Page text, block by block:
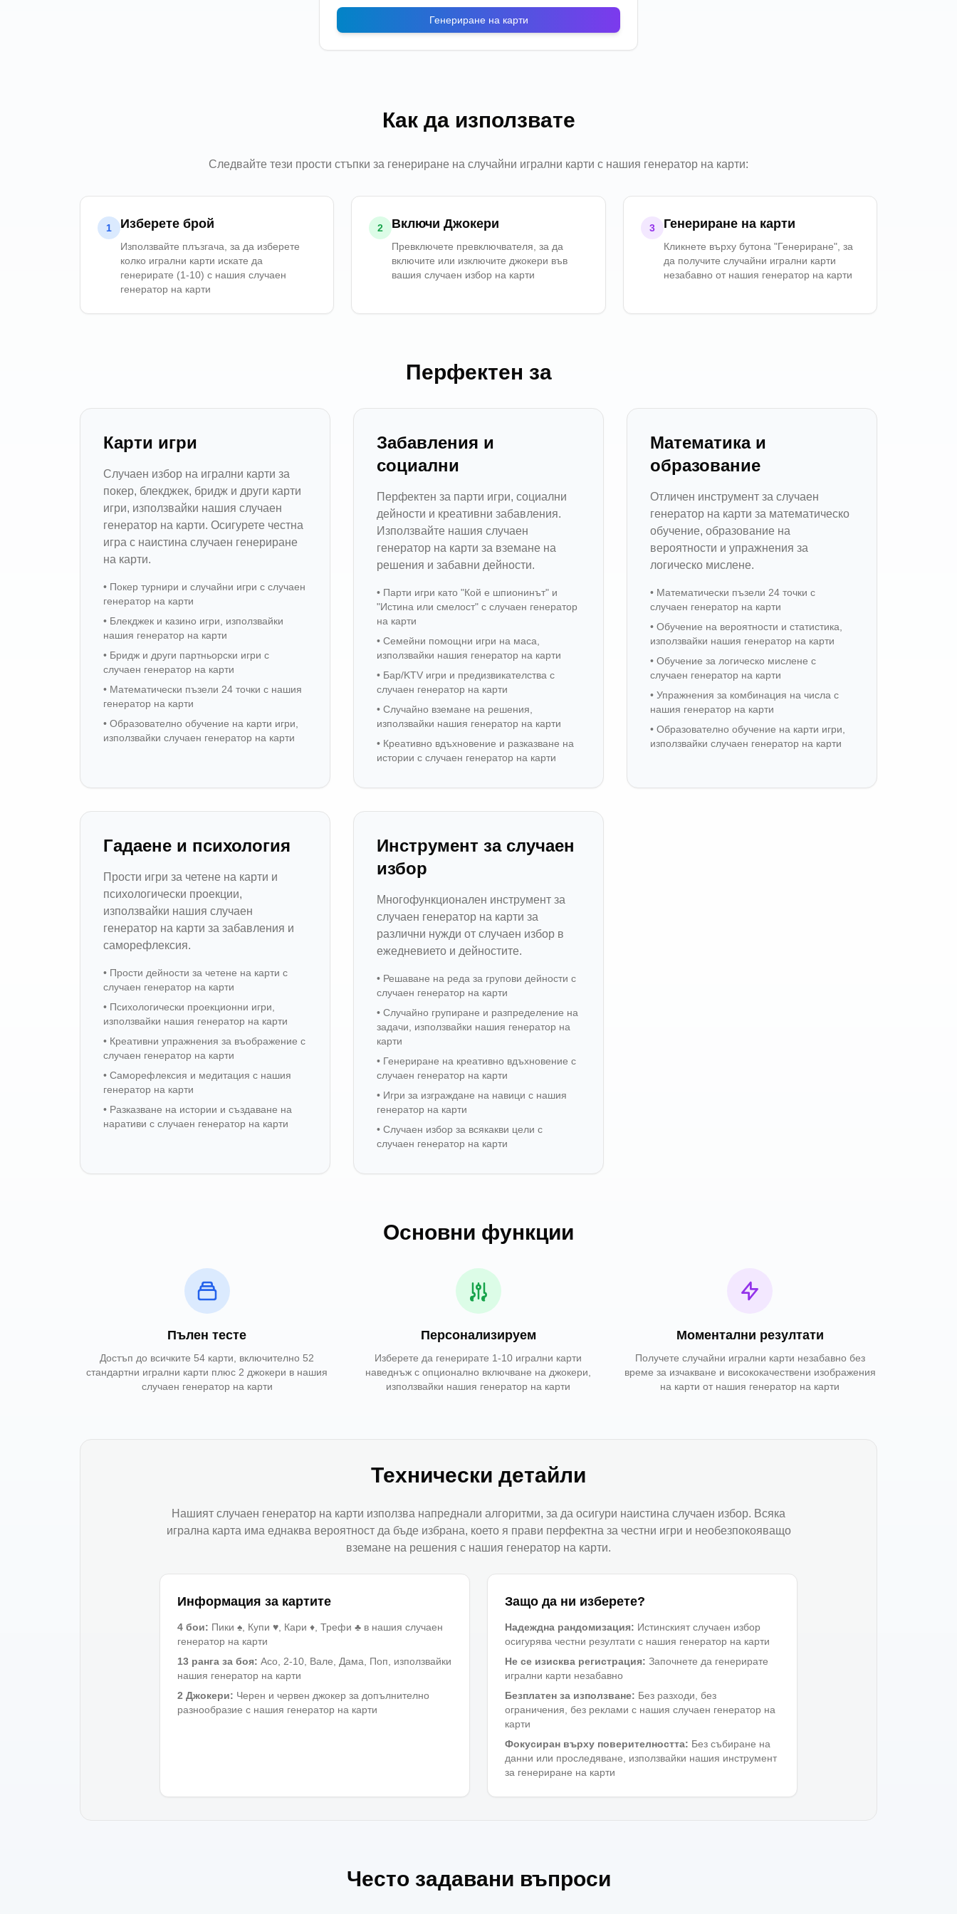
Генериране на карти
Как да използвате
Следвайте тези прости стъпки за генериране на случайни игрални карти с нашия генератор на карти:
1 Изберете брой
Използвайте плъзгача, за да изберете
колко игрални карти искате да
генерирате (1-10) с нашия случаен
генератор на карти
2 Включи Джокери
Превключете превключвателя, за да
включите или изключите джокери във
вашия случаен избор на карти
3 Генериране на карти
Кликнете върху бутона "Генериране", за
да получите случайни игрални карти
незабавно от нашия генератор на карти
Перфектен за
Карти игри
Случаен избор на игрални карти за
покер, блекджек, бридж и други карти
игри, използвайки нашия случаен
генератор на карти. Осигурете честна
игра с наистина случаен генериране
на карти.
• Покер турнири и случайни игри с случаен
генератор на карти
• Блекджек и казино игри, използвайки
нашия генератор на карти
• Бридж и други партньорски игри с
случаен генератор на карти
• Математически пъзели 24 точки с нашия
генератор на карти
• Образователно обучение на карти игри,
използвайки случаен генератор на карти
Забавления и
социални
Перфектен за парти игри, социални
дейности и креативни забавления.
Използвайте нашия случаен
генератор на карти за вземане на
решения и забавни дейности.
• Парти игри като "Кой е шпионинът" и
"Истина или смелост" с случаен генератор
на карти
• Семейни помощни игри на маса,
използвайки нашия генератор на карти
• Бар/KTV игри и предизвикателства с
случаен генератор на карти
• Случайно вземане на решения,
използвайки нашия генератор на карти
• Креативно вдъхновение и разказване на
истории с случаен генератор на карти
Математика и
образование
Отличен инструмент за случаен
генератор на карти за математическо
обучение, образование на
вероятности и упражнения за
логическо мислене.
• Математически пъзели 24 точки с
случаен генератор на карти
• Обучение на вероятности и статистика,
използвайки нашия генератор на карти
• Обучение за логическо мислене с
случаен генератор на карти
• Упражнения за комбинация на числа с
нашия генератор на карти
• Образователно обучение на карти игри,
използвайки случаен генератор на карти
Гадаене и психология
Прости игри за четене на карти и
психологически проекции,
използвайки нашия случаен
генератор на карти за забавления и
саморефлексия.
• Прости дейности за четене на карти с
случаен генератор на карти
• Психологически проекционни игри,
използвайки нашия генератор на карти
• Креативни упражнения за въображение с
случаен генератор на карти
• Саморефлексия и медитация с нашия
генератор на карти
• Разказване на истории и създаване на
наративи с случаен генератор на карти
Инструмент за случаен
избор
Многофункционален инструмент за
случаен генератор на карти за
различни нужди от случаен избор в
ежедневието и дейностите.
• Решаване на реда за групови дейности с
случаен генератор на карти
• Случайно групиране и разпределение на
задачи, използвайки нашия генератор на
карти
• Генериране на креативно вдъхновение с
случаен генератор на карти
• Игри за изграждане на навици с нашия
генератор на карти
• Случаен избор за всякакви цели с
случаен генератор на карти
Основни функции
Пълен тесте
Достъп до всичките 54 карти, включително 52
стандартни игрални карти плюс 2 джокери в нашия
случаен генератор на карти
Персонализируем
Изберете да генерирате 1-10 игрални карти
наведнъж с опционално включване на джокери,
използвайки нашия генератор на карти
Моментални резултати
Получете случайни игрални карти незабавно без
време за изчакване и висококачествени изображения
на карти от нашия генератор на карти
Технически детайли
Нашият случаен генератор на карти използва напреднали алгоритми, за да осигури наистина случаен избор. Всяка
игрална карта има еднаква вероятност да бъде избрана, което я прави перфектна за честни игри и необезпокояващо
вземане на решения с нашия генератор на карти.
Информация за картите
4 бои: Пики ♠, Купи ♥, Кари ♦, Трефи ♣ в нашия случаен
генератор на карти
13 ранга за боя: Асо, 2-10, Вале, Дама, Поп, използвайки
нашия генератор на карти
2 Джокери: Черен и червен джокер за допълнително
разнообразие с нашия генератор на карти
Защо да ни изберете?
Надеждна рандомизация: Истинският случаен избор
осигурява честни резултати с нашия генератор на карти
Не се изисква регистрация: Започнете да генерирате
игрални карти незабавно
Безплатен за използване: Без разходи, без
ограничения, без реклами с нашия случаен генератор на
карти
Фокусиран върху поверителността: Без събиране на
данни или проследяване, използвайки нашия инструмент
за генериране на карти
Често задавани въпроси